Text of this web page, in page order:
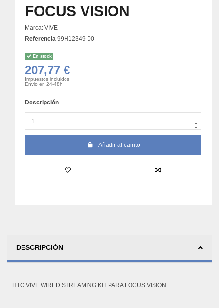
FOCUS VISION
Marca: VIVE
Referencia 99H12349-00
En stock
207,77 €
Impuestos incluidos
Envio en 24-48h
Descripción
Añadir al carrito
DESCRIPCIÓN
HTC VIVE WIRED STREAMING KIT PARA FOCUS VISION .